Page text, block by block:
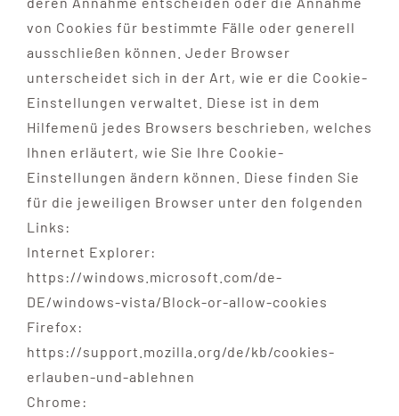
von Cookies für bestimmte Fälle oder generell
ausschließen können. Jeder Browser
unterscheidet sich in der Art, wie er die Cookie-
Einstellungen verwaltet. Diese ist in dem
Hilfemenü jedes Browsers beschrieben, welches
Ihnen erläutert, wie Sie Ihre Cookie-
Einstellungen ändern können. Diese finden Sie
für die jeweiligen Browser unter den folgenden
Links:
Internet Explorer:
https://windows.microsoft.com/de-
DE/windows-vista/Block-or-allow-cookies
Firefox:
https://support.mozilla.org/de/kb/cookies-
erlauben-und-ablehnen
Chrome: